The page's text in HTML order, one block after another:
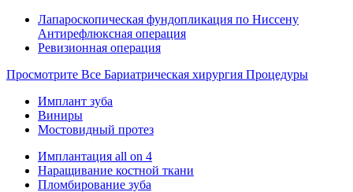
Лапароскопическая фундопликация по Ниссену
Антирефлюксная операция
Ревизионная операция
Просмотрите Все Бариатрическая хирургия Процедуры
Имплант зуба
Виниры
Мостовидный протез
Имплантация all on 4
Наращивание костной ткани
Пломбирование зуба